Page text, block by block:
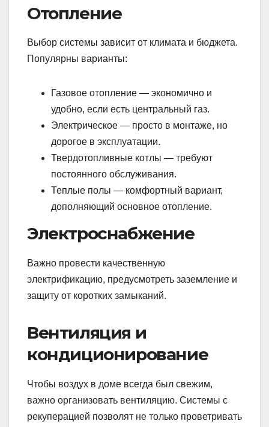
Отопление
Выбор системы зависит от климата и бюджета.
Популярны варианты:
Газовое отопление — экономично и
удобно, если есть центральный газ.
Электрическое — просто в монтаже, но
дорогое в эксплуатации.
Твердотопливные котлы — требуют
постоянного обслуживания.
Теплые полы — комфортный вариант,
дополняющий основное отопление.
Электроснабжение
Важно провести качественную
электрификацию, предусмотреть заземление и
защиту от коротких замыканий.
Вентиляция и
кондиционирование
Чтобы воздух в доме всегда был свежим,
важно организовать вентиляцию. Системы с
рекуперацией позволят не только проветривать